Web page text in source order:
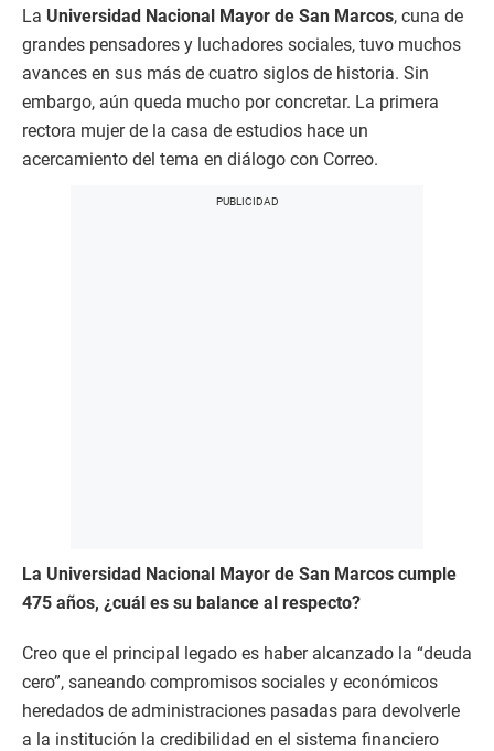
La Universidad Nacional Mayor de San Marcos, cuna de
grandes pensadores y luchadores sociales, tuvo muchos
avances en sus más de cuatro siglos de historia. Sin
embargo, aún queda mucho por concretar. La primera
rectora mujer de la casa de estudios hace un
acercamiento del tema en diálogo con Correo.
La Universidad Nacional Mayor de San Marcos cumple
475 años, ¿cuál es su balance al respecto?
Creo que el principal legado es haber alcanzado la “deuda
cero”, saneando compromisos sociales y económicos
heredados de administraciones pasadas para devolverle
a la institución la credibilidad en el sistema financiero